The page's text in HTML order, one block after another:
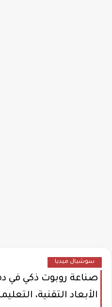
سوشيال ميديا
صناعة روبوت ذكي في
الأبعاد التقنية،